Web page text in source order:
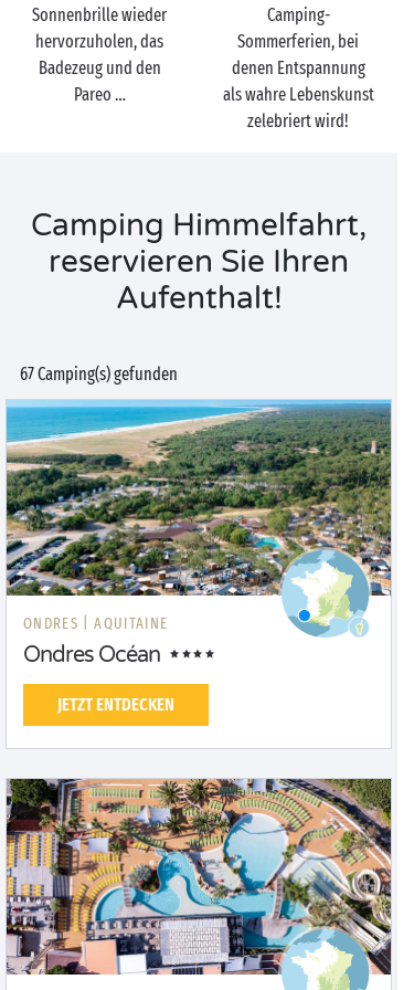
verlängertes Wochenende in einer Ferienunterkunft zu
genehmigen, die Sie unter Garantie schwach werden
lässt:Baumhaus, Lodge-Zelt
für Abenteurer oder auch
Cottage für 10 Personen
, um mit all Ihren Freunden
wegzufahren, denn schließlich ist der Mai genau der
Sonnenbrille wieder
hervorzuholen, das
Badezeug und den
Pareo …
Camping-
Sommerferien, bei
denen Entspannung
als wahre Lebenskunst
zelebriert wird!
Camping Himmelfahrt,
reservieren Sie Ihren
Aufenthalt!
67 Camping(s) gefunden
ONDRES | AQUITAINE
Ondres Océan
JETZT ENTDECKEN